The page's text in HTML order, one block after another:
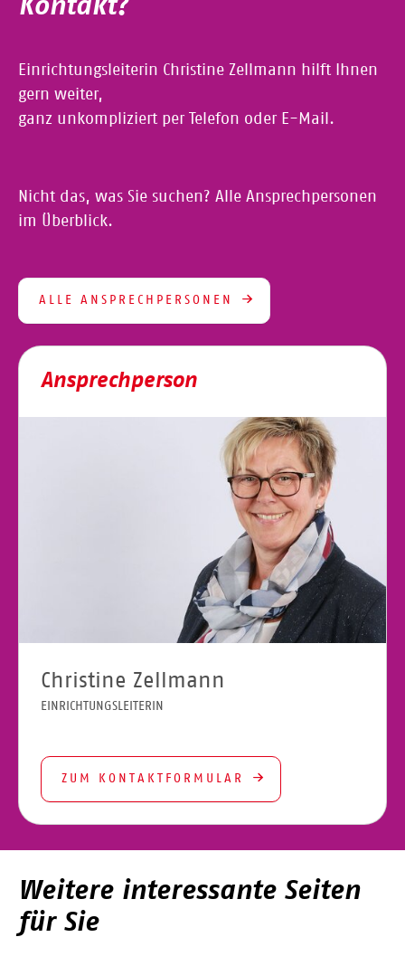
Kontakt?
Einrichtungsleiterin Christine Zellmann hilft Ihnen
gern weiter,
ganz unkompliziert per Telefon oder E-Mail.
Nicht das, was Sie suchen? Alle Ansprechpersonen
im Überblick.
ALLE ANSPRECHPERSONEN
Ansprechperson
Christine Zellmann
EINRICHTUNGSLEITERIN
ZUM KONTAKTFORMULAR
Weitere interessante Seiten
für Sie